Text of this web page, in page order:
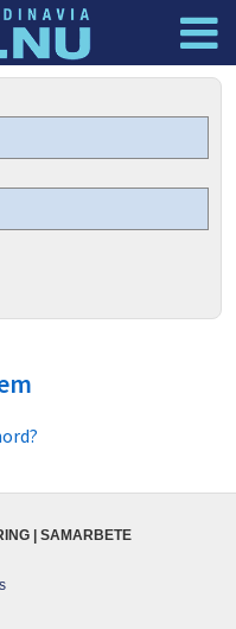
| SAMARBETE